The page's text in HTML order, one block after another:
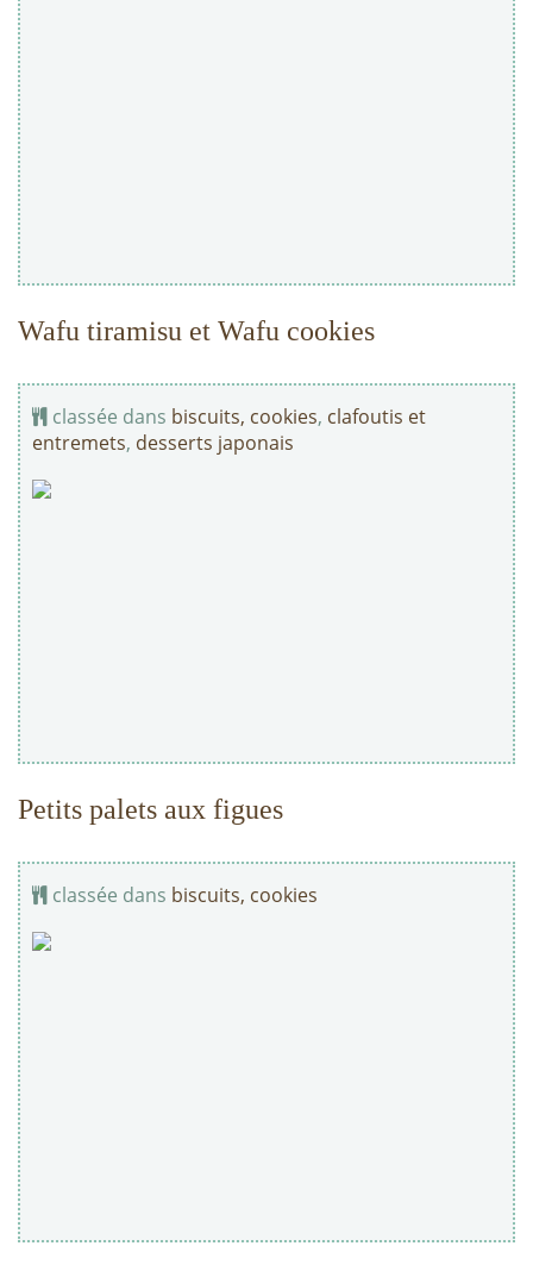
Wafu tiramisu et Wafu cookies
classée dans biscuits, cookies, clafoutis et
entremets, desserts japonais
Petits palets aux figues
classée dans biscuits, cookies